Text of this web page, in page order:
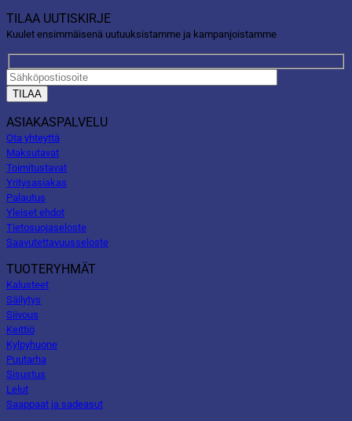
TILAA UUTISKIRJE
Kuulet ensimmäisenä uutuuksistamme ja kampanjoistamme
ASIAKASPALVELU
Ota yhteyttä
Maksutavat
Toimitustavat
Yritysasiakas
Palautus
Yleiset ehdot
Tietosuojaseloste
Saavutettavuusseloste
TUOTERYHMÄT
Kalusteet
Säilytys
Siivous
Keittiö
Kylpyhuone
Puutarha
Sisustus
Lelut
Saappaat ja sadeasut